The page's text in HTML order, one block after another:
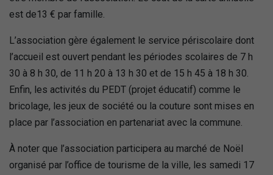
est de13 € par famille.
L’association gère également le service périscolaire dont
l’accueil est ouvert pendant les périodes scolaires de 7 h
30 à 8 h 30, de 11 h 20 à 13 h 30 et de 15 h 45 à 18 h 30.
Enfin, les activités du PEDT (projet éducatif) comme le
bricolage, les jeux de société ou la couture sont mises en
place par l’association en partenariat avec la commune.
À noter que l’association participera au marché de Noël
organisé par l’office de tourisme de la ville, les samedi 17